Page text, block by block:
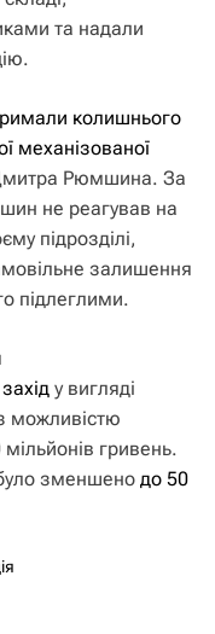
та надали
колишнього
механізованої
Рюмшина. За
не реагував на
підрозділі,
залишення
підлеглими.
у вигляді
можливістю
гривень.
зменшено до 50